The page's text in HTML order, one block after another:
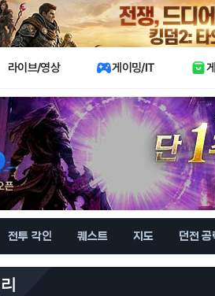
라이브/영상 게이밍/IT
전투 각인 퀘스트 지도 던전 공